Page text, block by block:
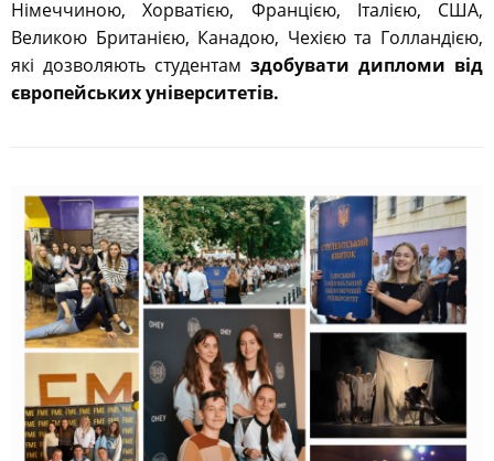
Німеччиною, Хорватією, Францією, Італією, США,
Великою Британією, Канадою, Чехією та Голландією,
які дозволяють студентам здобувати дипломи від
європейських університетів.